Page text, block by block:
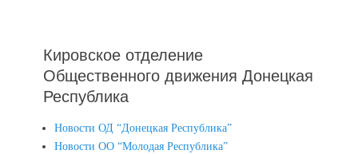
Кировское отделение
Общественного движения Донецкая
Республика
Новости ОД “Донецкая Республика”
Новости ОО “Молодая Республика”